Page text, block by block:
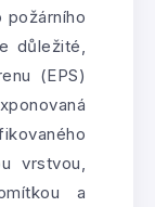
požárního
důležité,
(EPS)
vrstvou,
a